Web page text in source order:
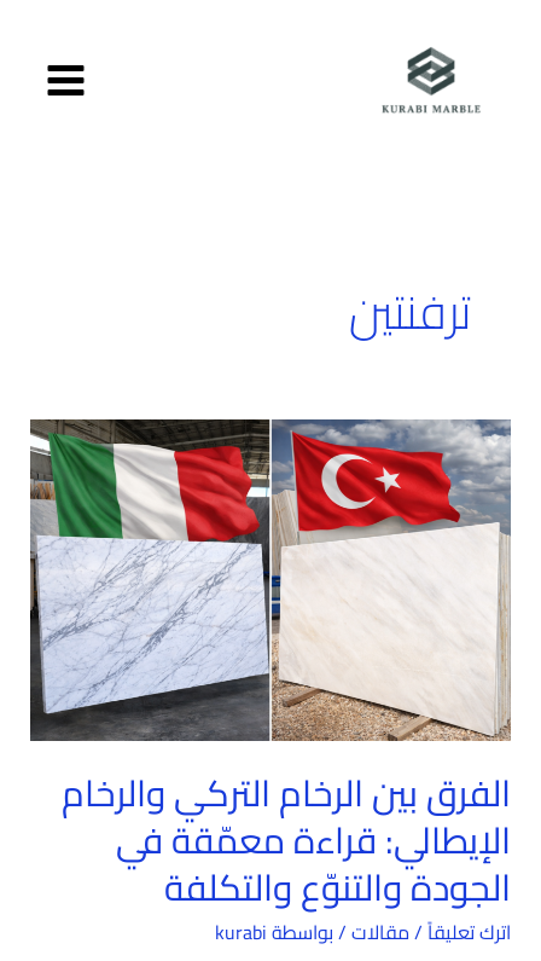
ترفنتين
الفرق بين الرخام التركي والرخام
الإيطالي: قراءة معمّقة في
الجودة والتنوّع والتكلفة
اترك تعليقاً/مقالات/ بواسطةkurabi
الفرق
بين
الرخام
التركي
والرخام
الإيطالي:
قراءة
معمّقة
في
الجودة
والتكلفة